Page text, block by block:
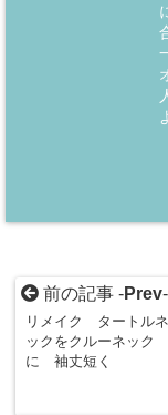
前の記事 -Prev-
リメイク タートルネ
ックをクルーネック
に 袖丈短く